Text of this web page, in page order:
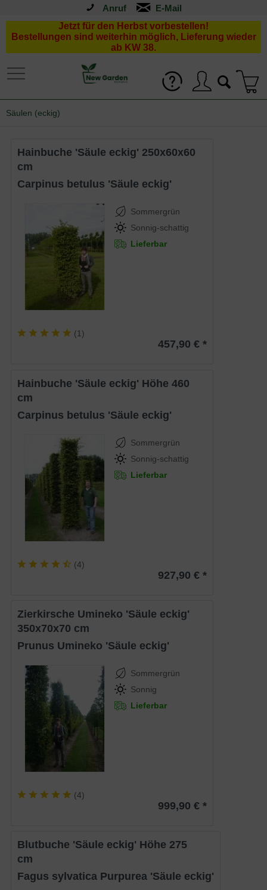
Anruf
Jetzt für den Herbst vorbestellen!
Bestellungen sind weiterhin möglich, Lieferung wieder
ab KW 38.
Säulen (eckig)
Hainbuche 'Säule eckig' 250x60x60
cm
Carpinus betulus 'Säule eckig'
Sommergrün
Sonnig-schattig
Lieferbar
(1)
457,90 € *
Hainbuche 'Säule eckig' Höhe 460
cm
Carpinus betulus 'Säule eckig'
Sommergrün
Sonnig-schattig
Lieferbar
(4)
927,90 € *
Zierkirsche Umineko 'Säule eckig'
350x70x70 cm
Prunus Umineko 'Säule eckig'
Sommergrün
Sonnig
Lieferbar
(4)
999,90 € *
Blutbuche 'Säule eckig' Höhe 275
cm
Fagus sylvatica Purpurea 'Säule eckig'